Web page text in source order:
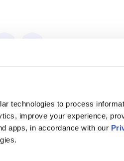
technologies to process
improve your experience,
apps, in accordance with our